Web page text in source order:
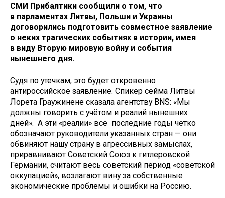
СМИ Прибалтики сообщили о том, что
в парламентах Литвы, Польши и Украины
договорились подготовить совместное заявление
о неких трагических событиях в истории, имея
в виду Вторую мировую войну и события
нынешнего дня.
Судя по утечкам, это будет откровенно
антироссийское заявление. Спикер сейма Литвы
Лорета Граужинене сказала агентству BNS: «Мы
должны говорить с учётом и реалий нынешних
дней». А эти «реалии» все последние годы чётко
обозначают руководители указанных стран — они
обвиняют нашу страну в агрессивных замыслах,
приравнивают Советский Союз к гитлеровской
Германии, считают весь советский период «советской
оккупацией», возлагают вину за собственные
экономические проблемы и ошибки на Россию.